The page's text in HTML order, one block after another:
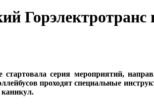
Горэлектротранс
стартовала серия мероприятий,
проходят специальные